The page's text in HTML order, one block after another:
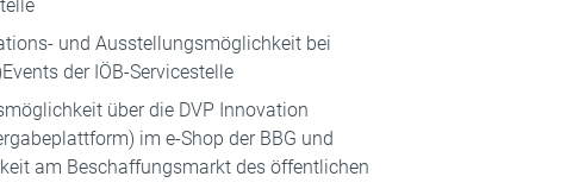
und Ausstellungsmöglichkeit bei
der IÖB-Servicestelle
über die DVP Innovation
im e-Shop der BBG und
am Beschaffungsmarkt des öffentlichen